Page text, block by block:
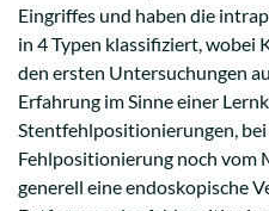
Eingriffes und haben die
in 4 Typen klassifiziert, wobei
den ersten Untersuchungen
Erfahrung im Sinne einer
Stentfehlpositionierungen,
Fehlpositionierung noch vom
generell eine endoskopische